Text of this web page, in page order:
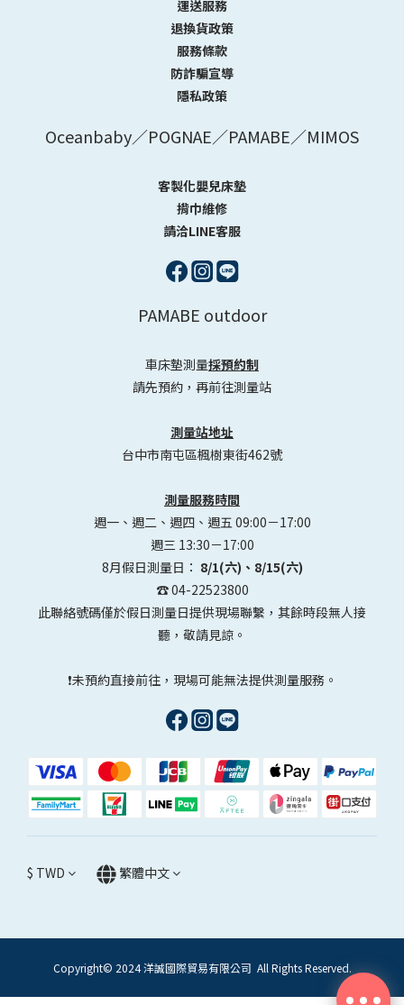
運送服務
退換貨政策
服務條款
防詐騙宣導
隱私政策
Oceanbaby／POGNAE／PAMABE／MIMOS
客製化嬰兒床墊
揹巾維修
請洽LINE客服
PAMABE outdoor
車床墊測量採預約制
請先預約，再前往測量站
測量站地址
台中市南屯區楓樹東街462號
測量服務時間
週一、週二、週四、週五 09:00－17:00
週三 13:30－17:00
8月假日測量日： 8/1(六)、8/15(六)
☎️ 04-22523800
此聯絡號碼僅於假日測量日提供現場聯繫，其餘時段無人接
聽，敬請見諒。
❗未預約直接前往，現場可能無法提供測量服務。
$ TWD 繁體中文
Copyright© 2024 洋誠國際貿易有限公司 All Rights Reserved.